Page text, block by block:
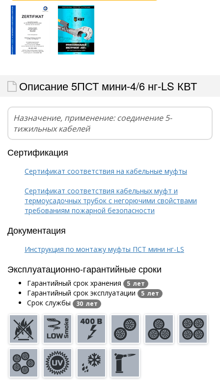
Описание 5ПСТ мини-4/6 нг-LS КВТ
Назначение, применение: соединение 5-
тижильных кабелей
Сертификация
Сертификат соответствия на кабельные муфты
Сертификат соответствия кабельных муфт и
термоусадочных трубок с негорючими свойствами
требованиям пожарной безопасности
Документация
Инструкция по монтажу муфты ПСТ мини нг-LS
Эксплуатационно-гарантийные сроки
Гарантийный срок хранения 5 лет
Гарантийный срок эксплуатации 5 лет
Срок службы 30 лет